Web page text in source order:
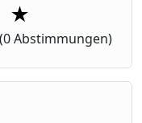
Stars
★
5 Stars
(0 Abstimmungen)